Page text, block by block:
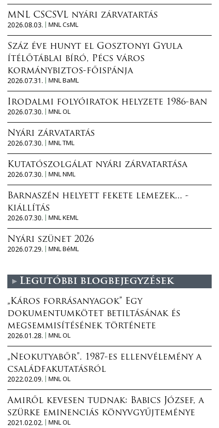
MNL CSCSVL nyári zárvatartás
2026.08.03.
MNL CsML
Száz éve hunyt el Gosztonyi Gyula
ítélőtáblai bíró, Pécs város
kormánybiztos-főispánja
2026.07.31.
MNL BaML
Irodalmi folyóiratok helyzete 1986-ban
2026.07.30.
MNL OL
Nyári zárvatartás
2026.07.30.
MNL TML
Kutatószolgálat nyári zárvatartása
2026.07.30.
MNL NML
Barnaszén helyett fekete lemezek... -
kiállítás
2026.07.30.
MNL KEML
Nyári szünet 2026
2026.07.29.
MNL BéML
Legutóbbi blogbejegyzések
„Káros forrásanyagok” Egy
dokumentumkötet betiltásának és
megsemmisítésének története
2026.01.28.
MNL OL
„Neokutyabőr”. 1987-es ellenvélemény a
családfakutatásról
2022.02.09.
MNL OL
Amiről kevesen tudnak: Babics József, a
szürke eminenciás könyvgyűjteménye
2021.02.02.
MNL OL